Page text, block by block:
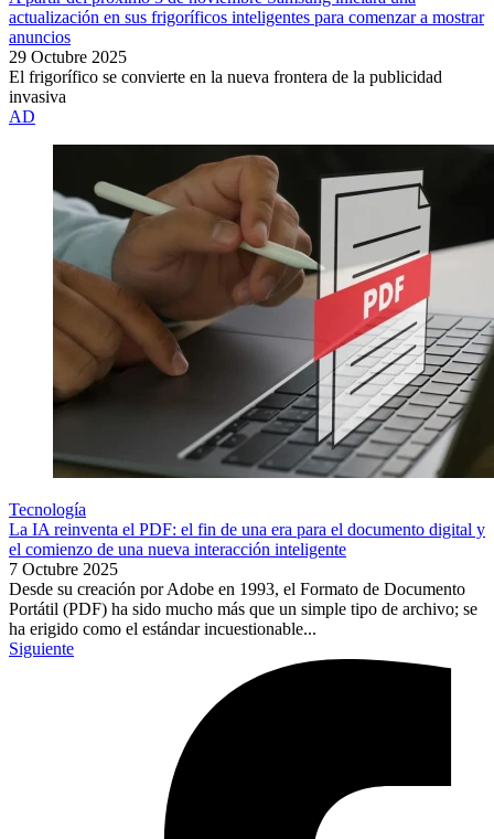
actualización en sus frigoríficos inteligentes para comenzar a mostrar
anuncios
29 Octubre 2025
El frigorífico se convierte en la nueva frontera de la publicidad
invasiva
AD
Tecnología
La IA reinventa el PDF: el fin de una era para el documento digital y
el comienzo de una nueva interacción inteligente
7 Octubre 2025
Desde su creación por Adobe en 1993, el Formato de Documento
Portátil (PDF) ha sido mucho más que un simple tipo de archivo; se
ha erigido como el estándar incuestionable...
Siguiente